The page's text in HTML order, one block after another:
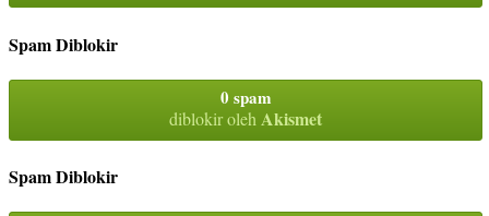
Spam Diblokir
0 spam
diblokir oleh Akismet
Spam Diblokir